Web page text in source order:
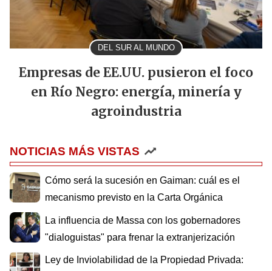
DEL SUR AL MUNDO
Empresas de EE.UU. pusieron el foco
en Río Negro: energía, minería y
agroindustria
NOTICIAS MÁS VISTAS
Cómo será la sucesión en Gaiman: cuál es el
mecanismo previsto en la Carta Orgánica
La influencia de Massa con los gobernadores
"dialoguistas" para frenar la extranjerización
Ley de Inviolabilidad de la Propiedad Privada: